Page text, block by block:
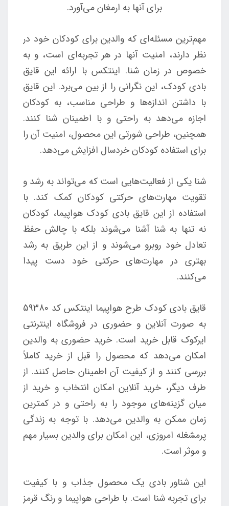
برای آنها به ارمغان می‌آورد.
مهم‌ترین مسئله‌ای که والدین برای کودکان خود در
نظر دارند، امنیت آنها در هر تجربه‌ای است، و به
خصوص در زمان شنا. اینتکس با ارائه این قایق
بادی کودک، این نگرانی را از بین می‌برد. این قایق
با داشتن اندازه‌ها و طراحی مناسب، به کودکان
اجازه می‌دهد به راحتی و با اطمینان شنا کنند.
همچنین، طراحی شورتی این محصول، امنیت آن را
برای استفاده کودکان خردسال افزایش می‌دهد.
شنا یکی از فعالیت‌هایی است که می‌تواند به رشد و
تقویت مهارت‌های حرکتی کودکان کمک کند. با
استفاده از این قایق بادی کودک هواپیما، کودکان
نه تنها به شنا آشنا می‌شوند بلکه با چالش حفظ
تعادل خود روبرو می‌شوند و از این طریق به رشد
بهتری در مهارت‌های حرکتی خود دست پیدا
می‌کنند.
قایق بادی کودک طرح هواپیما اینتکس کد 59380
به صورت آنلاین و حضوری در فروشگاه اینترنتی
ایرکوک قابل خرید است. خرید حضوری به والدین
امکان می‌دهد که محصول را قبل از خرید کاملاً
بررسی کنند و از کیفیت آن اطمینان حاصل کنند. از
طرف دیگر، خرید آنلاین امکان انتخاب و خرید از
میان گزینه‌های موجود را به راحتی و در کمترین
زمان ممکن به والدین می‌دهد. با توجه به زندگی
پرمشغله امروزی، این امکان برای والدین بسیار مهم
و موثر است.
این شناور بادی یک محصول جذاب و با کیفیت
برای تجربه شنا است. با طراحی هواپیما و رنگ قرمز